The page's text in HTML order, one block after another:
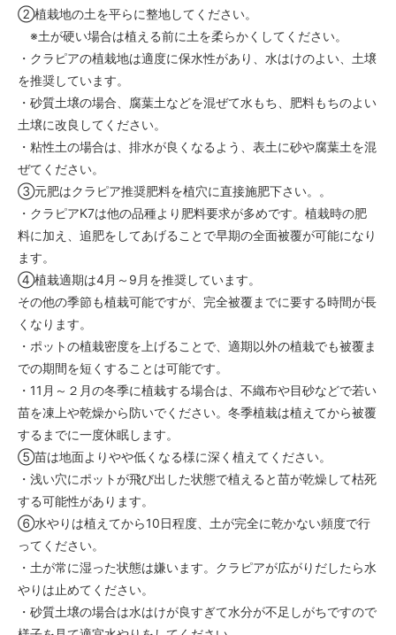
②植栽地の土を平らに整地してください。
※土が硬い場合は植える前に土を柔らかくしてください。
・クラピアの植栽地は適度に保水性があり、水はけのよい、土壌
を推奨しています。
・砂質土壌の場合、腐葉土などを混ぜて水もち、肥料もちのよい
土壌に改良してください。
・粘性土の場合は、排水が良くなるよう、表土に砂や腐葉土を混
ぜてください。
③元肥はクラピア推奨肥料を植穴に直接施肥下さい。。
・クラピアK7は他の品種より肥料要求が多めです。植栽時の肥
料に加え、追肥をしてあげることで早期の全面被覆が可能になり
ます。
④植栽適期は4月～9月を推奨しています。
その他の季節も植栽可能ですが、完全被覆までに要する時間が長
くなります。
・ポットの植栽密度を上げることで、適期以外の植栽でも被覆ま
での期間を短くすることは可能です。
・11月～２月の冬季に植栽する場合は、不織布や目砂などで若い
苗を凍上や乾燥から防いでください。冬季植栽は植えてから被覆
するまでに一度休眠します。
⑤苗は地面よりやや低くなる様に深く植えてください。
・浅い穴にポットが飛び出した状態で植えると苗が乾燥して枯死
する可能性があります。
⑥水やりは植えてから10日程度、土が完全に乾かない頻度で行
ってください。
・土が常に湿った状態は嫌います。クラピアが広がりだしたら水
やりは止めてください。
・砂質土壌の場合は水はけが良すぎて水分が不足しがちですので